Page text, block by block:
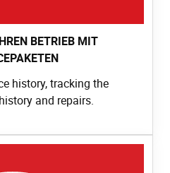
BETRIEB MIT
history, tracking the
and repairs.